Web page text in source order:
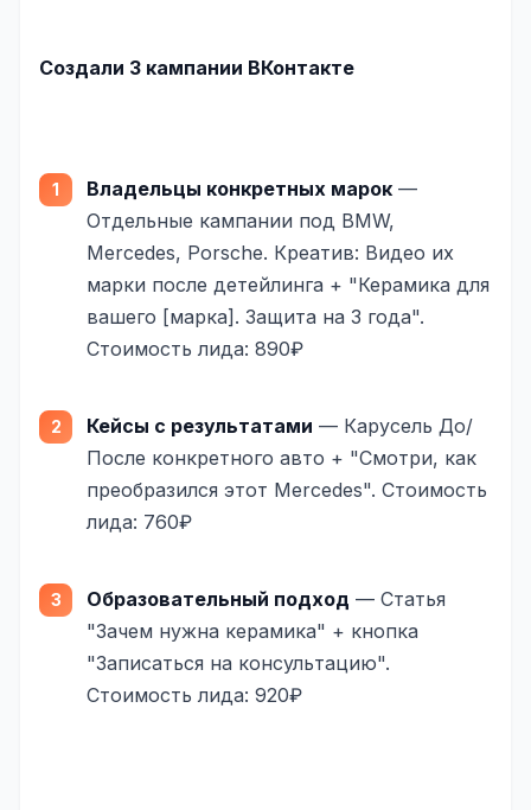
Создали 3 кампании ВКонтакте
Владельцы конкретных марок —
Отдельные кампании под BMW,
Mercedes, Porsche. Креатив: Видео их
марки после детейлинга + "Керамика для
вашего [марка]. Защита на 3 года".
Стоимость лида: 890₽
Кейсы с результатами — Карусель До/
После конкретного авто + "Смотри, как
преобразился этот Mercedes". Стоимость
лида: 760₽
Образовательный подход — Статья
"Зачем нужна керамика" + кнопка
"Записаться на консультацию".
Стоимость лида: 920₽